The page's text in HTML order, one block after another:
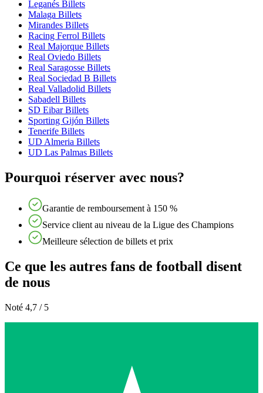
Leganés Billets
Malaga Billets
Mirandes Billets
Racing Ferrol Billets
Real Majorque Billets
Real Oviedo Billets
Real Saragosse Billets
Real Sociedad B Billets
Real Valladolid Billets
Sabadell Billets
SD Eibar Billets
Sporting Gijón Billets
Tenerife Billets
UD Almeria Billets
UD Las Palmas Billets
Pourquoi réserver avec nous?
Garantie de remboursement à 150 %
Service client au niveau de la Ligue des Champions
Meilleure sélection de billets et prix
Ce que les autres fans de football disent
de nous
Noté 4,7 / 5